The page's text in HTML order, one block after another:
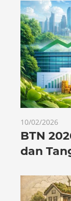
10/02/2026
BTN
dan